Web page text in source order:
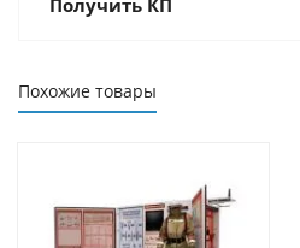
Получить КП
Похожие товары